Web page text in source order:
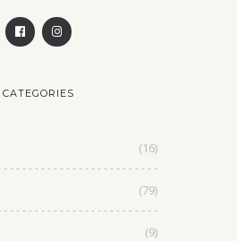
CATEGORIES
(16)
(79)
(9)